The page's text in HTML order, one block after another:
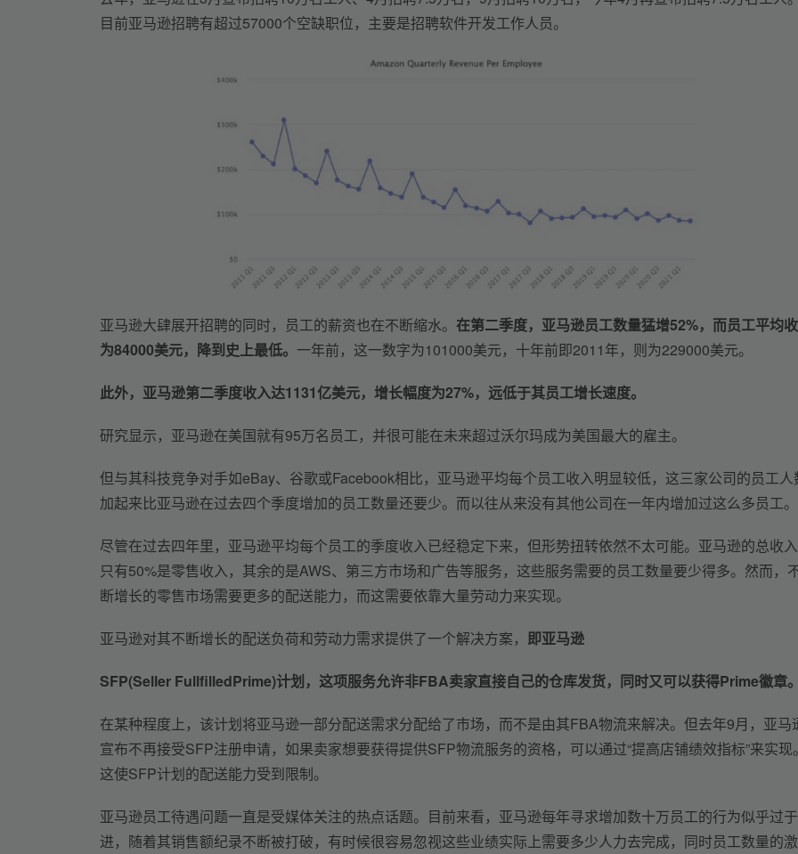
目前亚马逊招聘有超过57000个空缺职位，主要是招聘软件开发工作人员。
亚马逊大肆展开招聘的同时，员工的薪资也在不断缩水。 在第二季度，亚马逊员工数量猛增52%，而员工平均
为84000美元，降到史上最低。 一年前，这一数字为101000美元，十年前即2011年，则为229000美元。
此外，亚马逊第二季度收入达1131亿美元，增长幅度为27%，远低于其员工增长速度。
研究显示，亚马逊在美国就有95万名员工，并很可能在未来超过沃尔玛成为美国最大的雇主。
但与其科技竞争对手如eBay、谷歌或Facebook相比，亚马逊平均每个员工收入明显较低，这三家公司的员工人
加起来比亚马逊在过去四个季度增加的员工数量还要少。而以往从来没有其他公司在一年内增加过这么多员工。
尽管在过去四年里，亚马逊平均每个员工的季度收入已经稳定下来，但形势扭转依然不太可能。亚马逊的总收
只有50%是零售收入，其余的是AWS、第三方市场和广告等服务，这些服务需要的员工数量要少得多。然而，
断增长的零售市场需要更多的配送能力，而这需要依靠大量劳动力来实现。
亚马逊对其不断增长的配送负荷和劳动力需求提供了一个解决方案， 即亚马逊
SFP(Seller FullfilledPrime)计划，这项服务允许非FBA卖家直接自己的仓库发货，同时又可以获得Prime徽章。
在某种程度上，该计划将亚马逊一部分配送需求分配给了市场，而不是由其FBA物流来解决。但去年9月，亚马
宣布不再接受SFP注册申请，如果卖家想要获得提供SFP物流服务的资格，可以通过“提高店铺绩效指标”来实现。
这使SFP计划的配送能力受到限制。
亚马逊员工待遇问题一直是受媒体关注的热点话题。目前来看，亚马逊每年寻求增加数十万员工的行为似乎过
进，随着其销售额纪录不断被打破，有时候很容易忽视这些业绩实际上需要多少人力去完成，同时员工数量的